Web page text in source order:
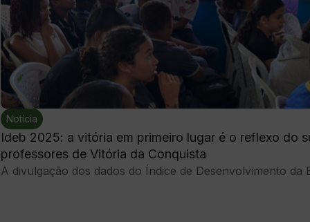
Notícia
Ideb 2025: a vitória em primeiro lugar é o reflexo do
professores de Vitória da Conquista
A divulgação dos dados do Índice de Desenvolvimento da